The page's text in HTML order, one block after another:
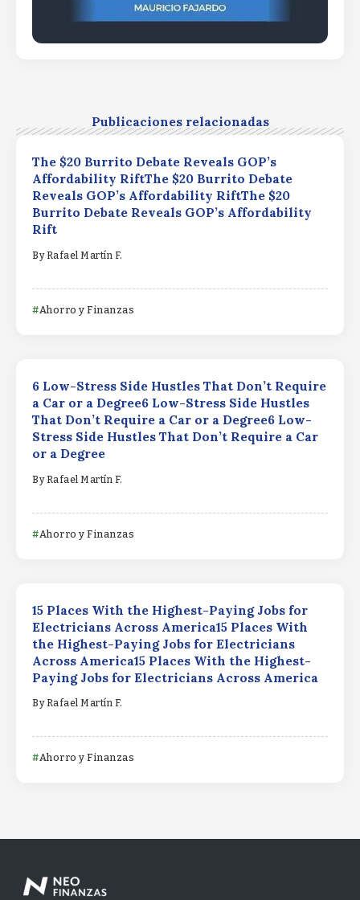
Publicaciones relacionadas
The $20 Burrito Debate Reveals GOP’s
Affordability RiftThe $20 Burrito Debate
Reveals GOP’s Affordability RiftThe $20
Burrito Debate Reveals GOP’s Affordability
Rift
By Rafael Martín F.
Ahorro y Finanzas
6 Low-Stress Side Hustles That Don’t Require
a Car or a Degree6 Low-Stress Side Hustles
That Don’t Require a Car or a Degree6 Low-
Stress Side Hustles That Don’t Require a Car
or a Degree
By Rafael Martín F.
Ahorro y Finanzas
15 Places With the Highest-Paying Jobs for
Electricians Across America15 Places With
the Highest-Paying Jobs for Electricians
Across America15 Places With the Highest-
Paying Jobs for Electricians Across America
By Rafael Martín F.
Ahorro y Finanzas